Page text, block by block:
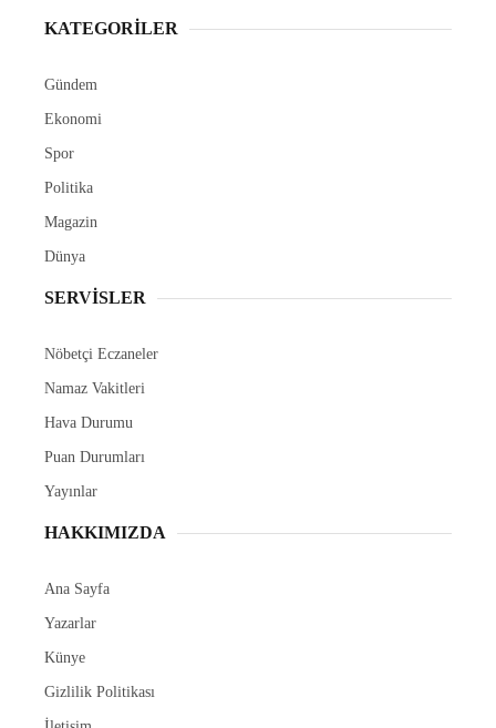
KATEGORİLER
Gündem
Ekonomi
Spor
Politika
Magazin
Dünya
SERVİSLER
Nöbetçi Eczaneler
Namaz Vakitleri
Hava Durumu
Puan Durumları
Yayınlar
HAKKIMIZDA
Ana Sayfa
Yazarlar
Künye
Gizlilik Politikası